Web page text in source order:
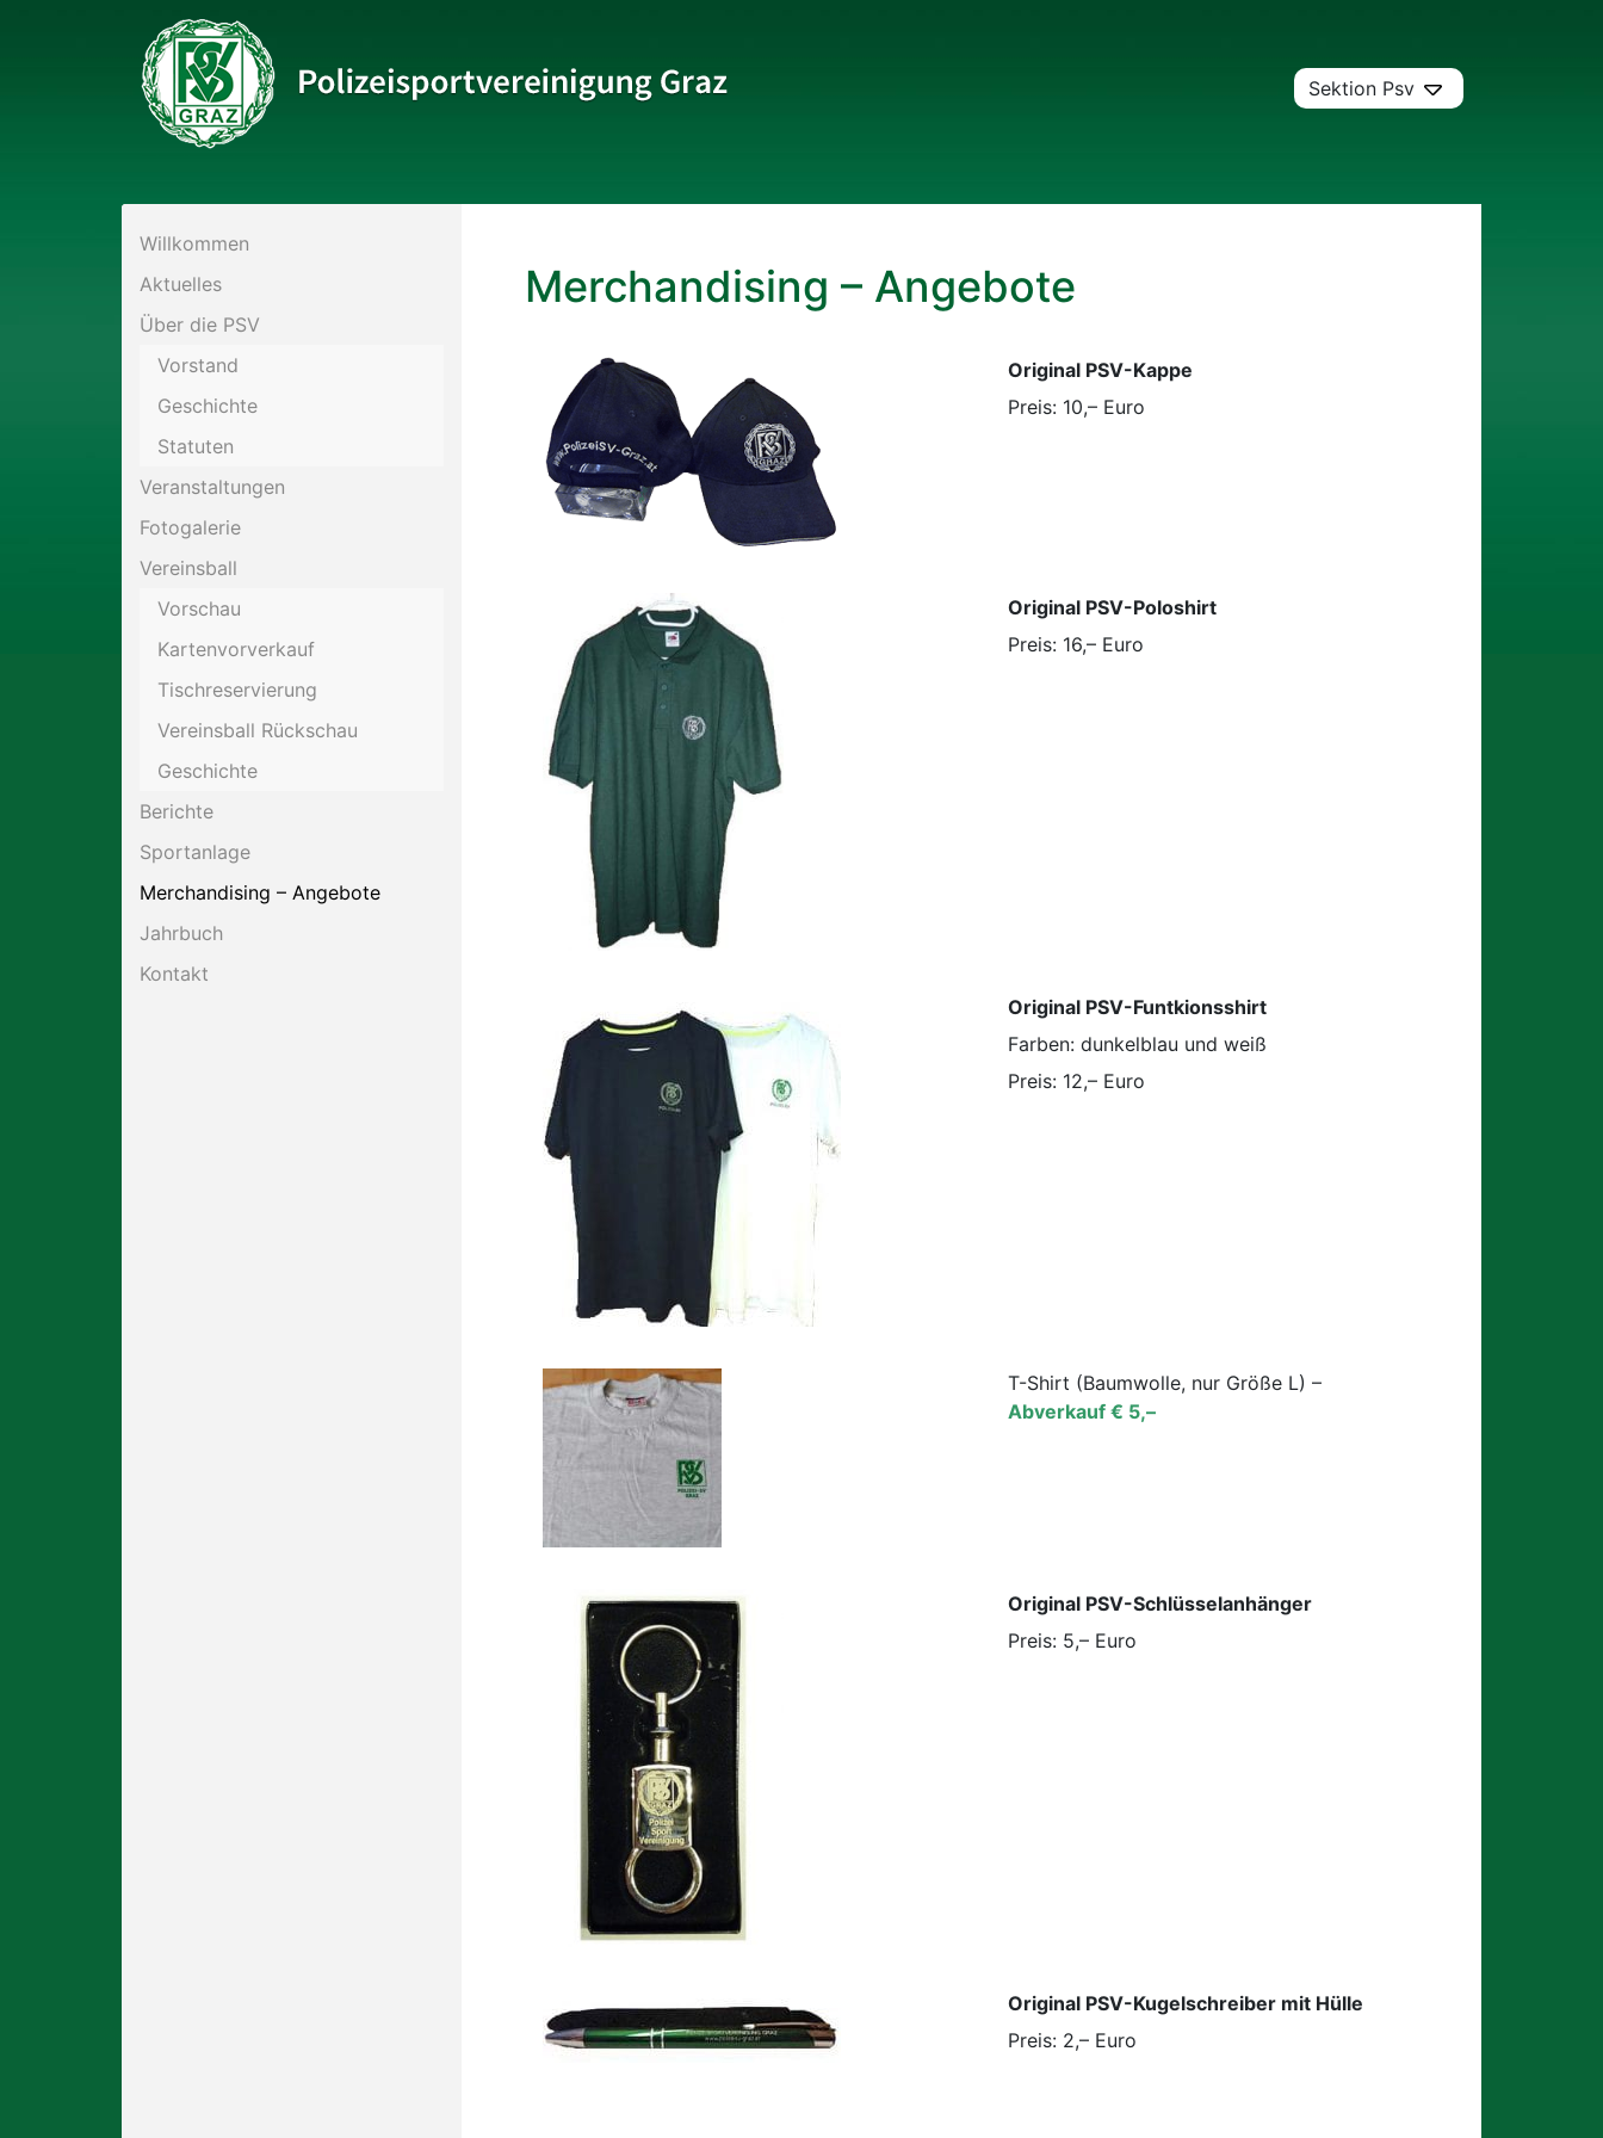
Sektion Psv
PSV Allgemein
Eis- und Stocksport
Historisches Fechten
Laufsport
Willkommen
Aktuelles
Über die PSV
Vorstand
Geschichte
Statuten
Veranstaltungen
Fotogalerie
Vereinsball
Vorschau
Kartenvorverkauf
Tischreservierung
Vereinsball Rückschau
Geschichte
Berichte
Sportanlage
Merchandising – Angebote
Jahrbuch
Kontakt
Merchandising – Angebote
Original PSV-Kappe
Preis: 10,– Euro
Original PSV-Poloshirt
Preis: 16,– Euro
Original PSV-Funtkionsshirt
Farben: dunkelblau und weiß
Preis: 12,– Euro
T-Shirt (Baumwolle, nur Größe L) –
Abverkauf € 5,–
Original PSV-Schlüsselanhänger
Preis: 5,– Euro
Original PSV-Kugelschreiber mit Hülle
Preis: 2,– Euro